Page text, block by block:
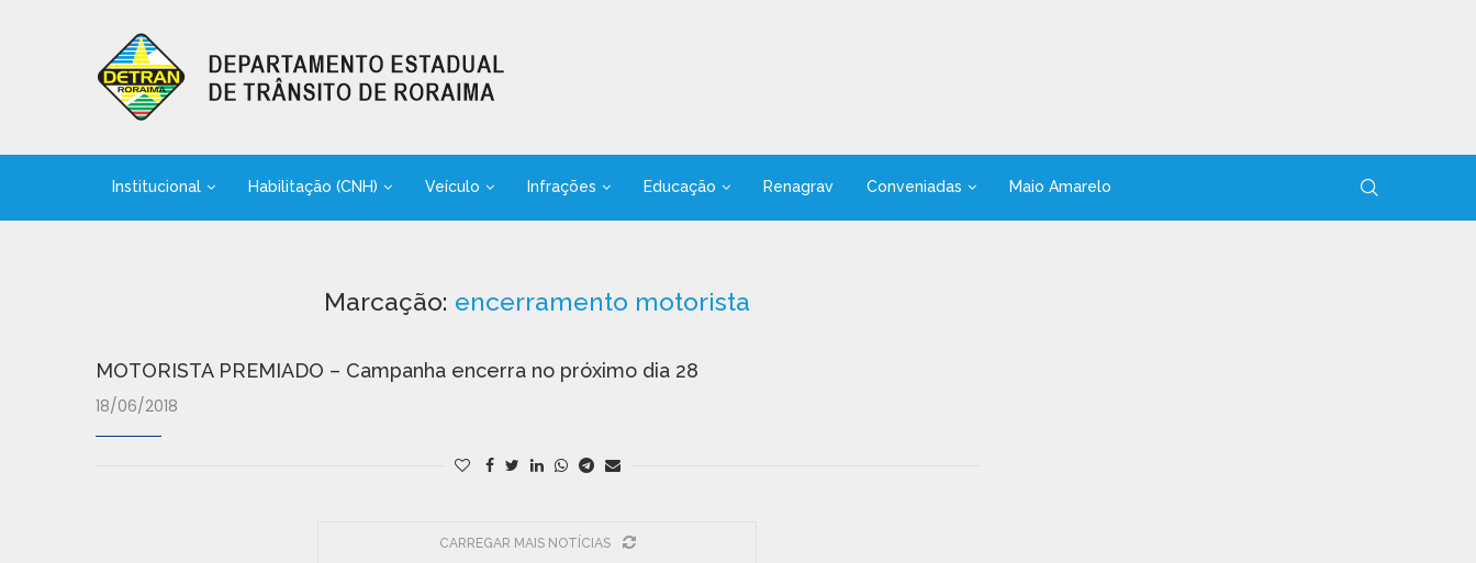
Institucional Habilitação (CNH) Veículo Infrações Educação Renagrav Conveniadas Maio Amarelo
Marcação: encerramento motorista
MOTORISTA PREMIADO – Campanha encerra no próximo dia 28
18/06/2018
CARREGAR MAIS NOTÍCIAS